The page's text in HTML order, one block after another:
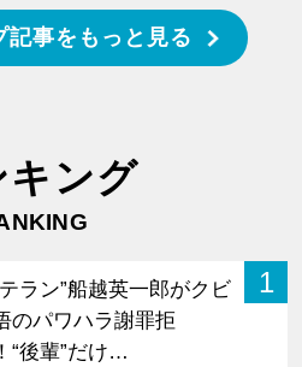
記事をもっと見る
キング
1
ラン”船越英一郎がクビ
のパワハラ謝罪拒
“後輩”だけ…